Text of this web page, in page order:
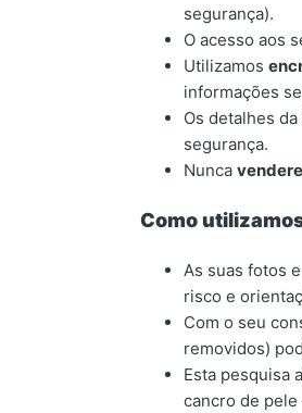
segurança).
O acesso aos
Utilizamos
informações
Os detalhes
segurança.
Nunca
Como
As suas fotos
risco e
Com o seu
removidos)
Esta pesquisa
cancro de